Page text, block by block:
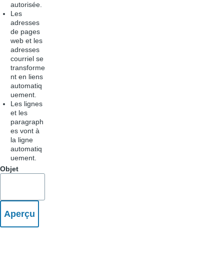
autorisée.
Les
adresses
de pages
web et les
adresses
courriel se
transforme
nt en liens
automatiq
uement.
Les lignes
et les
paragraph
es vont à
la ligne
automatiq
uement.
Objet